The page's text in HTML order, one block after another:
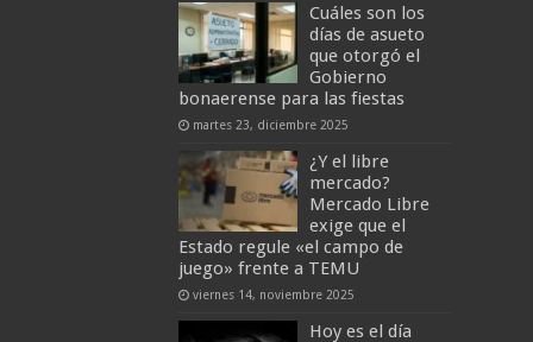
Cuáles son los
días de asueto
que otorgó el
Gobierno
bonaerense para las fiestas
martes 23, diciembre 2025
¿Y el libre
mercado?
Mercado Libre
exige que el
Estado regule «el campo de
juego» frente a TEMU
viernes 14, noviembre 2025
Hoy es el día